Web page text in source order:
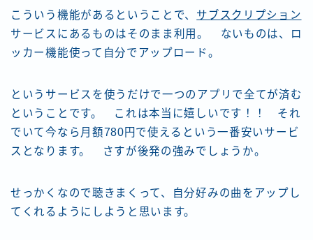
こういう機能があるということで、 サブスクリプション
サービスにあるものはそのまま利用。 ないものは、ロ
ッカー機能使って自分でアップロード。
というサービスを使うだけで一つのアプリで全てが済む
ということです。 これは本当に嬉しいです！！ それ
でいて今なら月額780円で使えるという一番安いサービ
スとなります。 さすが後発の強みでしょうか。
せっかくなので聴きまくって、自分好みの曲をアップし
てくれるようにしようと思います。